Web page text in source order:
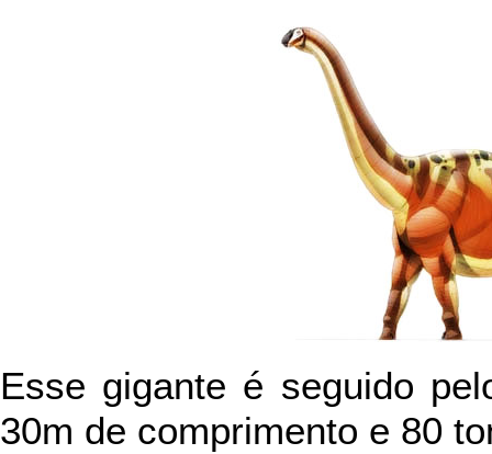
Esse gigante é seguido
30m de comprimento e 80